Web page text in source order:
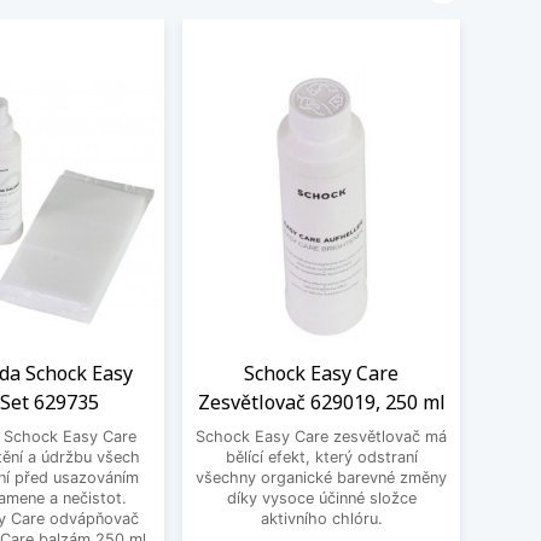
Schock Easy
629735
Easy Care
a údržbu všech
před usazováním
a nečistot.
Care odvápňovač
Schock Easy Care
Zesvětlovač 629019, 250 ml
Schock Easy Care zesvětlovač má
bělící efekt, který odstraní
všechny organické barevné změny
díky vysoce účinné složce
aktivního chlóru.